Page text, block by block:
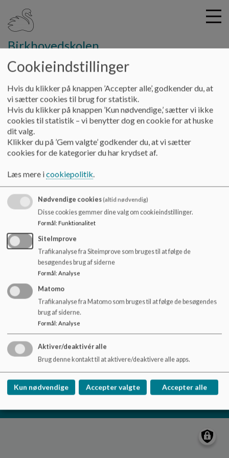
i
Birkhovedskolen
Vores skole Skolens principper
Skolens Principper og politikker
Principper og politikker for skolens virke vedtaget i
Klik på det du ønsker at vide mere om til venstre.
Birkhovedskolen
Svanedamsgade 2
birkhovedskolen@nyborg.dk
+45 63337021
EAN NR. 5798007020552
Tilgængelighedserklæring
Sitemap
Cookie politik
Cookieindstillinger
Hvis du klikker på knappen ’Accepter alle’, godkender du, at
vi sætter cookies til brug for statistik.
Hvis du klikker på knappen ’Kun nødvendige,’ sætter vi ikke
cookies til statistik – vi benytter dog en cookie for at huske
dit valg.
Klikker du på ’Gem valgte’ godkender du, at vi sætter
cookies for de kategorier du har krydset af.
Læs mere icookiepolitik.
Nødvendige cookies(altid nødvendig)
Disse cookies gemmer dine valg om cookieindstillinger.
Formål: Funktionalitet
SiteImprove
Trafikanalyse fra Siteimprove som bruges til at følge de
besøgendes brug af siderne
Formål: Analyse
Matomo
Trafikanalyse fra Matomo som bruges til at følge de besøgendes
brug af siderne.
Formål: Analyse
Aktiver/deaktivér alle
Brug denne kontakt til at aktivere/deaktivere alle apps.
Kun nødvendige Accepter valgte Accepter alle